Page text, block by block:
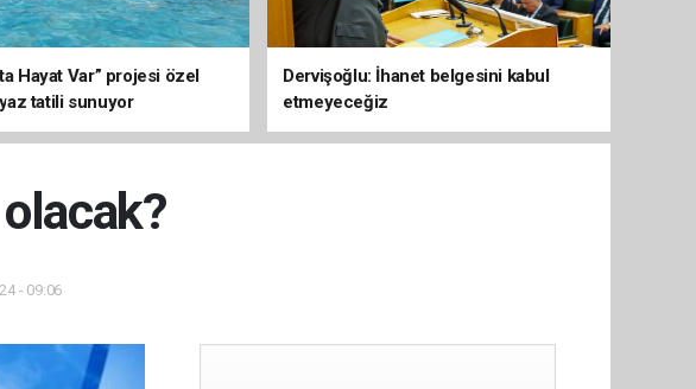
Hayat Var” projesi özel
tatili sunuyor
Dervişoğlu: İhanet belgesini kabul
etmeyeceğiz
- 09:06